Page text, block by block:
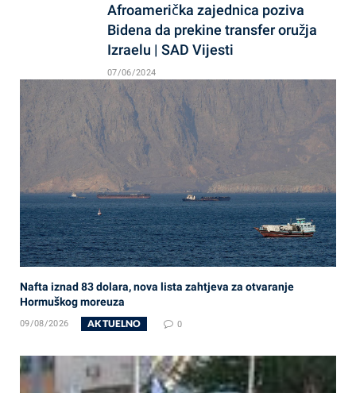
Afroamerička zajednica poziva
Bidena da prekine transfer oružja
Izraelu | SAD Vijesti
07/06/2024
Nafta iznad 83 dolara, nova lista zahtjeva za otvaranje
Hormuškog moreuza
09/08/2026 AKTUELNO 0